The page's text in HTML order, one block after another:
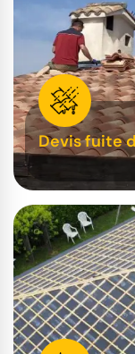
Devis fuite